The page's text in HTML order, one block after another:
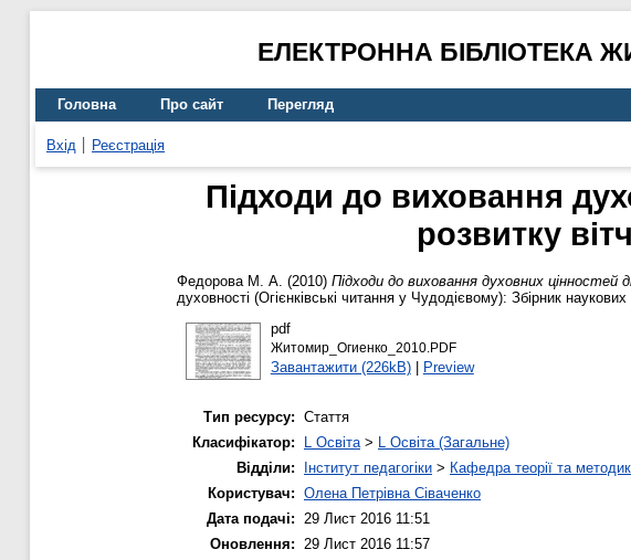
ЕЛЕКТРОННА БІБЛІОТЕКА
Головна Про сайт Перегляд
Вхід Реєстрація
Підходи до виховання
розвитку
Федорова М. А. (2010) Підходи до виховання духовних цінностей
духовності (Огієнківські читання у Чудодієвому): Збірник
pdf
Житомир_Огиенко_2010.PDF
Завантажити (226kB)| Preview
Тип ресурсу: Стаття
Класифікатор:
L Освіта> L Освіта (Загальне)
Відділи:
Інститут педагогіки > Кафедра теорії та
Користувач: Олена Петрівна Сіваченко
Дата подачі: 29 Лист 2016 11:51
Оновлення: 29 Лист 2016 11:57